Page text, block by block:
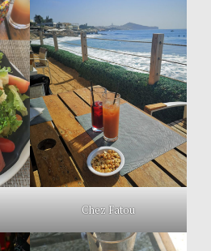
Chez Fatou